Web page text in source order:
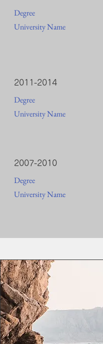
Degree
University Name
2011-2014
Degree
University Name
2007-2010
Degree
University Name